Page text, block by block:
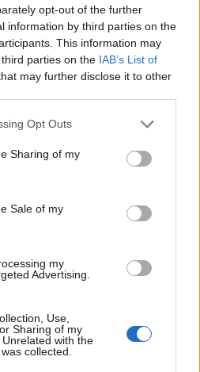
opt-out of the further
information by third parties on the
This information may
parties on the IAB’s List of
may further disclose it to other
Opt Outs
Sharing of my
Sale of my
my
Advertising.
Use,
Sharing of my
with the
collected.
az Állomás
és igények a